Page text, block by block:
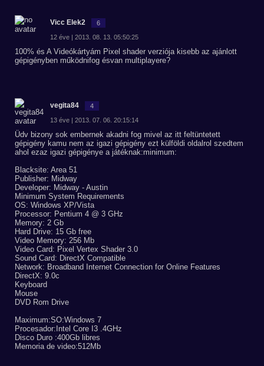
Vicc Elek2 6
12 éve | 2013. 08. 13. 05:50:25
100% és A Videókártyám Pixel shader verziója kisebb az ajánlott
gépigényben működnifog ésvan multiplayere?
vegita84 4
13 éve | 2013. 07. 06. 20:15:14
Üdv bizony sok embernek akadni fog mivel az itt feltüntetett
gépigény kamu nem az igazi gépigény ezt külföldi oldalrol szedtem
ahol ezaz igazi gépigénye a játéknak:minimum:
Blacksite: Area 51
Publisher: Midway
Developer: Midway - Austin
Minimum System Requirements
OS: Windows XP/Vista
Processor: Pentium 4 @ 3 GHz
Memory: 2 Gb
Hard Drive: 15 Gb free
Video Memory: 256 Mb
Video Card: Pixel Vertex Shader 3.0
Sound Card: DirectX Compatible
Network: Broadband Internet Connection for Online Features
DirectX: 9.0c
Keyboard
Mouse
DVD Rom Drive
Maximum:SO:Windows 7
Procesador:Intel Core I3 .4GHz
Disco Duro :400Gb libres
Memoria de video:512Mb